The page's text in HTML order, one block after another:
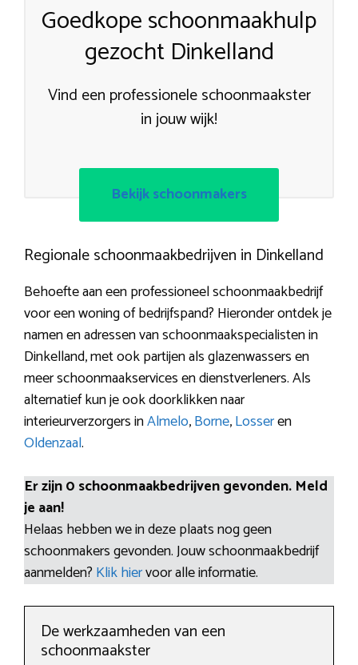
Goedkope schoonmaakhulp
gezocht Dinkelland
Vind een professionele schoonmaakster
in jouw wijk!
Bekijk schoonmakers
Regionale schoonmaakbedrijven in Dinkelland
Behoefte aan een professioneel schoonmaakbedrijf
voor een woning of bedrijfspand? Hieronder ontdek je
namen en adressen van schoonmaakspecialisten in
Dinkelland, met ook partijen als glazenwassers en
meer schoonmaakservices en dienstverleners. Als
alternatief kun je ook doorklikken naar
interieurverzorgers inAlmelo,Borne,Losseren
Oldenzaal.
Er zijn 0 schoonmaakbedrijven gevonden. Meld
je aan!
Helaas hebben we in deze plaats nog geen
schoonmakers gevonden. Jouw schoonmaakbedrijf
aanmelden? Klik hiervoor alle informatie.
De werkzaamheden van een
schoonmaakster